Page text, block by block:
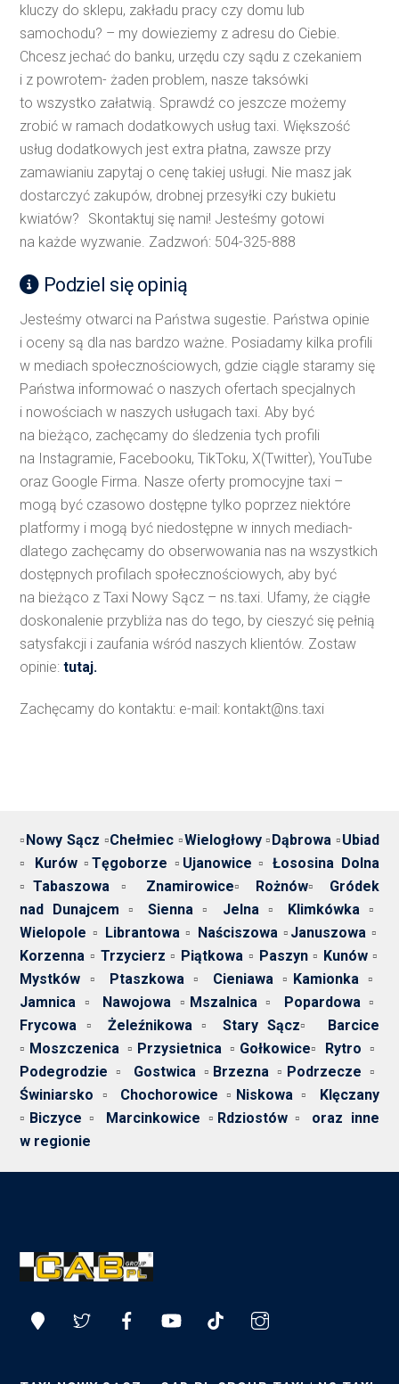
kluczy do sklepu, zakładu pracy czy domu lub
samochodu? – my dowieziemy z adresu do Ciebie.
Chcesz jechać do banku, urzędu czy sądu z czekaniem
i z powrotem- żaden problem, nasze taksówki
to wszystko załatwią. Sprawdź co jeszcze możemy
zrobić w ramach dodatkowych usług taxi. Większość
usług dodatkowych jest extra płatna, zawsze przy
zamawianiu zapytaj o cenę takiej usługi. Nie masz jak
dostarczyć zakupów, drobnej przesyłki czy bukietu
kwiatów? Skontaktuj się nami! Jesteśmy gotowi
na każde wyzwanie. Zadzwoń: 504-325-888
Podziel się opinią
Jesteśmy otwarci na Państwa sugestie. Państwa opinie
i oceny są dla nas bardzo ważne. Posiadamy kilka profili
w mediach społecznościowych, gdzie ciągle staramy się
Państwa informować o naszych ofertach specjalnych
i nowościach w naszych usługach taxi. Aby być
na bieżąco, zachęcamy do śledzenia tych profili
na Instagramie, Facebooku, TikToku, X(Twitter), YouTube
oraz Google Firma. Nasze oferty promocyjne taxi –
mogą być czasowo dostępne tylko poprzez niektóre
platformy i mogą być niedostępne w innych mediach-
dlatego zachęcamy do obserwowania nas na wszystkich
dostępnych profilach społecznościowych, aby być
na bieżąco z Taxi Nowy Sącz – ns.taxi. Ufamy, że ciągłe
doskonalenie przybliża nas do tego, by cieszyć się pełnią
satysfakcji i zaufania wśród naszych klientów. Zostaw
opinie:tutaj.
Zachęcamy do kontaktu: e-mail: kontakt@ns.taxi
▫️Nowy Sącz ▫️Chełmiec ▫️Wielogłowy▫️Dąbrowa ▫️Ubiad
▫️ Kurów▫️Tęgoborze ▫️ Ujanowice ▫️Łososina Dolna
▫️Tabaszowa ▫️ Znamirowice▫️ Rożnów▫️ Gródek
nad Dunajcem ▫️Sienna ▫️ Jelna ▫️ Klimkówka ▫️
Wielopole ▫️ Librantowa ▫️ Naściszowa ▫️ Januszowa ▫️
Korzenna ▫️ Trzycierz ▫️ Piątkowa ▫️ Paszyn▫️ Kunów ▫️
Mystków ▫️ Ptaszkowa ▫️ Cieniawa ▫️ Kamionka ▫️
Jamnica ▫️ Nawojowa ▫️ Mszalnica ▫️ Popardowa ▫️
Frycowa ▫️ Żeleźnikowa ▫️ Stary Sącz▫️ Barcice
▫️ Moszczenica ▫️ Przysietnica ▫️ Gołkowice▫️ Rytro ▫️
Podegrodzie ▫️ Gostwica ▫️ Brzezna ▫️ Podrzecze ▫️
Świniarsko ▫️ Chochorowice ▫️ Niskowa ▫️ Klęczany
▫️ Biczyce ▫️ Marcinkowice ▫️ Rdziostów▫️
oraz inne
w regionie